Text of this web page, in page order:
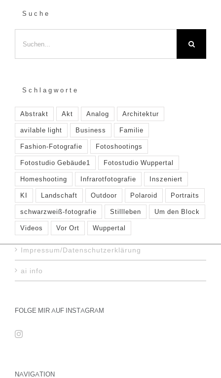
Suche
nach:
Schlagworte
Abstrakt Akt Analog
Architektur
avilable light
Business
Familie
Fashion-Fotografie
Fotoshootings
Fotostudio Gebäude1
Fotostudio Wuppertal
Homeshooting
Infrarotfotografie
Inszeniert
KI
Landschaft Outdoor Polaroid
Portraits
schwarzweiß-fotografie
Stillleben
Um den Block
Videos
Vor Ort Wuppertal
Impressum/Datenschutzerklärung
ai info
FOLGE MIR AUF INSTAGRAM
NAVIGATION